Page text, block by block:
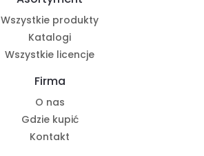
Wszystkie produkty
Katalogi
Wszystkie licencje
Firma
O nas
Gdzie kupić
Kontakt